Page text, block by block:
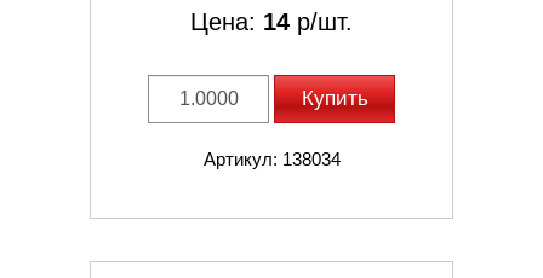
Цена: 14 р/шт.
Купить
Артикул: 138034